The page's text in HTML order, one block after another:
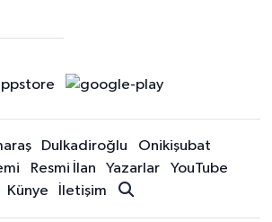
Dulkadiroğlu
Onikişubat
Resmi İlan Yazarlar
YouTube
Künye
İletişim